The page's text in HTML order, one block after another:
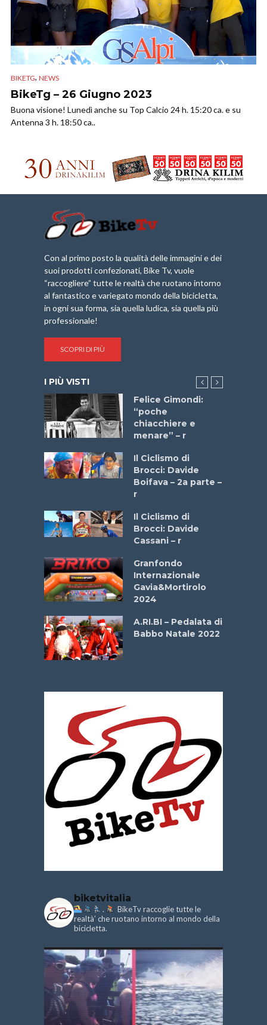
BIKETG, NEWS
BikeTg – 26 Giugno 2023
Buona visione! Lunedì anche su Top Calcio 24 h. 15:20 ca. e su
Antenna 3 h. 18:50 ca..
Con al primo posto la qualità delle immagini e dei
suoi prodotti confezionati, Bike Tv, vuole
“raccogliere” tutte le realtà che ruotano intorno
al fantastico e variegato mondo della bicicletta,
in ogni sua forma, sia quella ludica, sia quella più
professionale!
SCOPRI DI PIÙ
I PIÙ VISTI
Felice Gimondi:
“poche
chiacchiere e
menare” – r
Il Ciclismo di
Brocci: Davide
Boifava – 2a parte –
r
Il Ciclismo di
Brocci: Davide
Cassani – r
Granfondo
Internazionale
Gavia&Mortirolo
2024
A.RI.BI – Pedalata di
Babbo Natale 2022
biketvitalia
.
BikeTv raccoglie tutte le
realtà’ che ruotano intorno al mondo della
bicicletta.